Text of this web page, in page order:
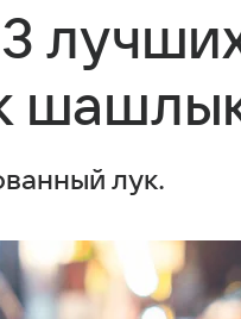
лук.